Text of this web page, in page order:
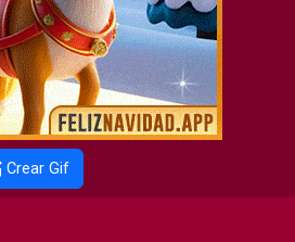
Crear Gif